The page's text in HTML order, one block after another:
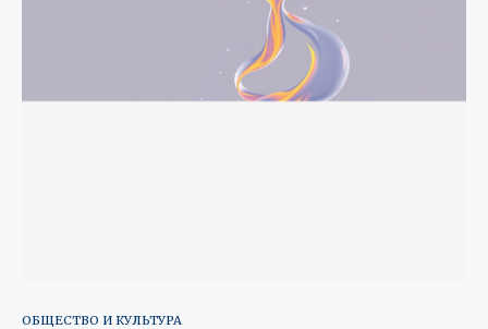
ОБЩЕСТВО И КУЛЬТУРА